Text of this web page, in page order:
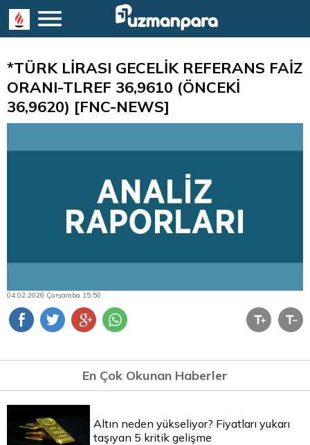
*TÜRK LİRASI GECELİK REFERANS FAİZ
ORANI-TLREF 36,9610 (ÖNCEKİ
36,9620) [FNC-NEWS]
04.02.2026 Çarşamba 15:50
En Çok Okunan Haberler
Altın neden yükseliyor? Fiyatları yukarı
taşıyan 5 kritik gelişme